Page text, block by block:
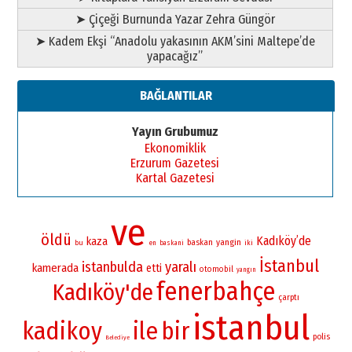
➤ Çiçeği Burnunda Yazar Zehra Güngör
➤ Kadem Ekşi “Anadolu yakasının AKM’sini Maltepe’de
yapacağız”
BAĞLANTILAR
Yayın Grubumuz
Ekonomiklik
Erzurum Gazetesi
Kartal Gazetesi
öldü bu kaza ve en baskani baskan yangin iki Kadıköy’de
kamerada istanbulda etti yaralı otomobil yangın İstanbul
Kadıköy'defenerbahçe çarptı
kadikoy Belediye ile biristanbul polis